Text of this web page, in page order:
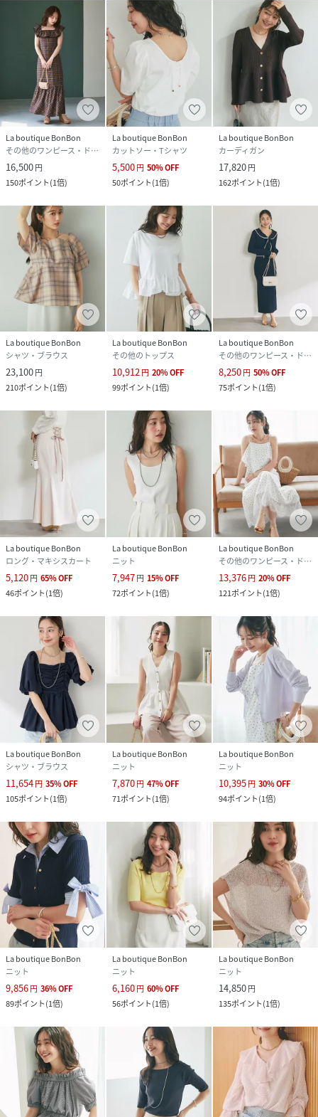
La boutique BonBon
その他のワンピース・ドレス
16,500円
150ポイント(1倍)
La boutique BonBon
カットソー・Tシャツ
5,500円 50%OFF
50ポイント(1倍)
La boutique BonBon
カーディガン
17,820円
162ポイント(1倍)
La boutique BonBon
シャツ・ブラウス
23,100円
210ポイント(1倍)
La boutique BonBon
その他のトップス
10,912円 20%OFF
99ポイント(1倍)
La boutique BonBon
その他のワンピース・ドレス
8,250円 50%OFF
75ポイント(1倍)
La boutique BonBon
ロング・マキシスカート
5,120円 65%OFF
46ポイント(1倍)
La boutique BonBon
ニット
7,947円 15%OFF
72ポイント(1倍)
La boutique BonBon
その他のワンピース・ドレス
13,376円 20%OFF
121ポイント(1倍)
La boutique BonBon
シャツ・ブラウス
11,654円 35%OFF
105ポイント(1倍)
La boutique BonBon
ニット
7,870円 47%OFF
71ポイント(1倍)
La boutique BonBon
ニット
10,395円 30%OFF
94ポイント(1倍)
La boutique BonBon
ニット
9,856円 36%OFF
89ポイント(1倍)
La boutique BonBon
ニット
6,160円 60%OFF
56ポイント(1倍)
La boutique BonBon
ニット
14,850円
135ポイント(1倍)